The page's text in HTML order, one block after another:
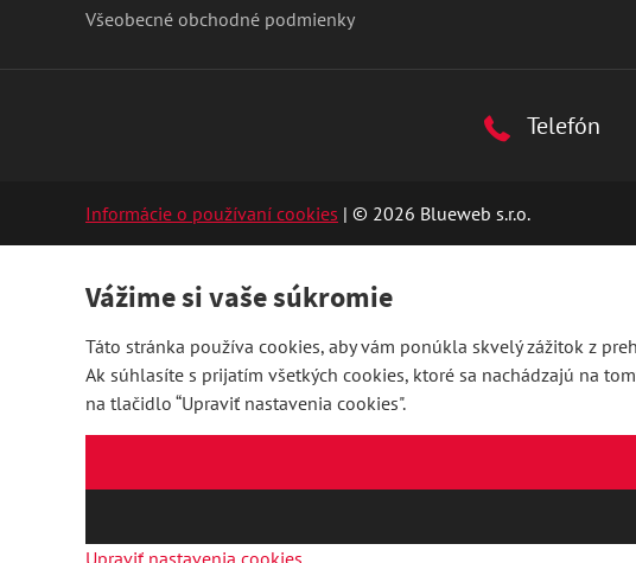
Všeobecné obchodné podmienky
Telefón
Informácie o používaní cookies | © 2026 Blueweb s.r.o.
Vážime si vaše súkromie
Táto stránka používa cookies, aby vám ponúkla skvelý zážitok z
Ak súhlasíte s prijatím všetkých cookies, ktoré sa nachádzajú na
na tlačidlo “Upraviť nastavenia cookies".
Upraviť nastavenia cookies